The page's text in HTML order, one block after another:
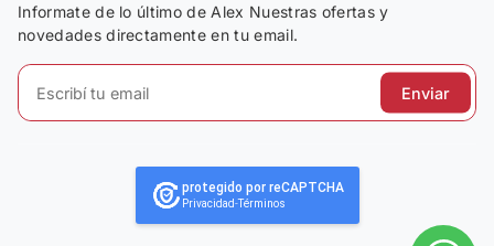
Informate de lo último de Alex Nuestras ofertas y
novedades directamente en tu email.
Enviar
protegido por reCAPTCHA
Privacidad-Términos